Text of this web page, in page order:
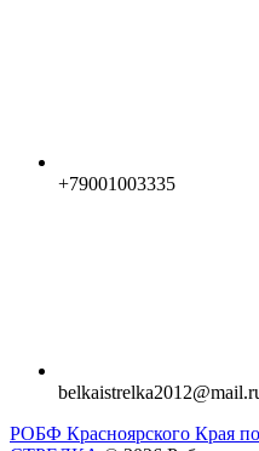
+79001003335
РОБФ Красноярского Края